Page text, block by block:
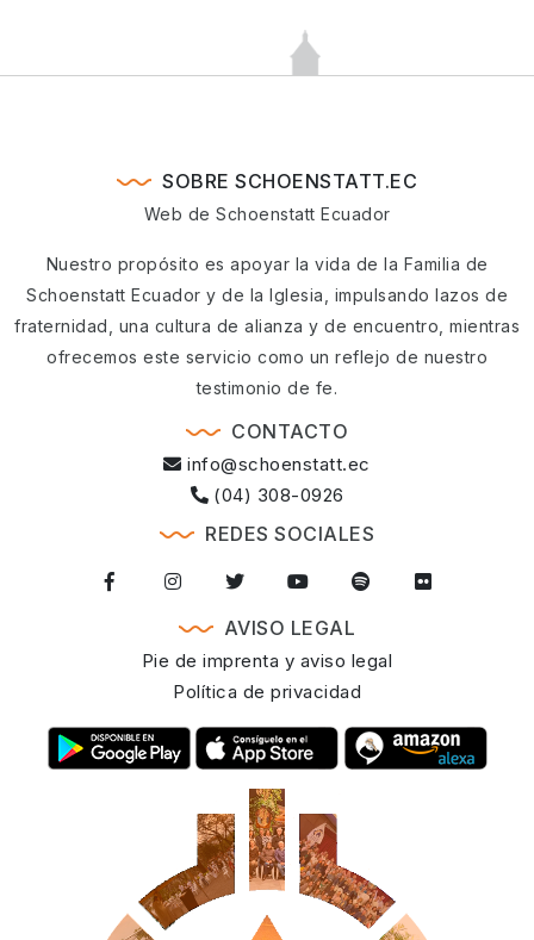
SOBRE SCHOENSTATT.EC
Web de Schoenstatt Ecuador
Nuestro propósito es apoyar la vida de la Familia de
Schoenstatt Ecuador y de la Iglesia, impulsando lazos de
fraternidad, una cultura de alianza y de encuentro, mientras
ofrecemos este servicio como un reflejo de nuestro
testimonio de fe.
CONTACTO
info@schoenstatt.ec
(04) 308-0926
REDES SOCIALES
AVISO LEGAL
Pie de imprenta y aviso legal
Política de privacidad